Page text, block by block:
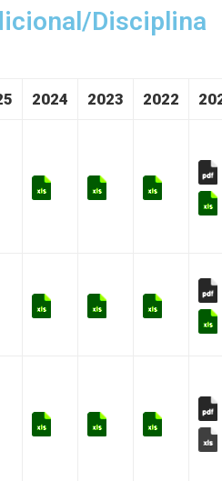
Disciplina
2024 2023 2022